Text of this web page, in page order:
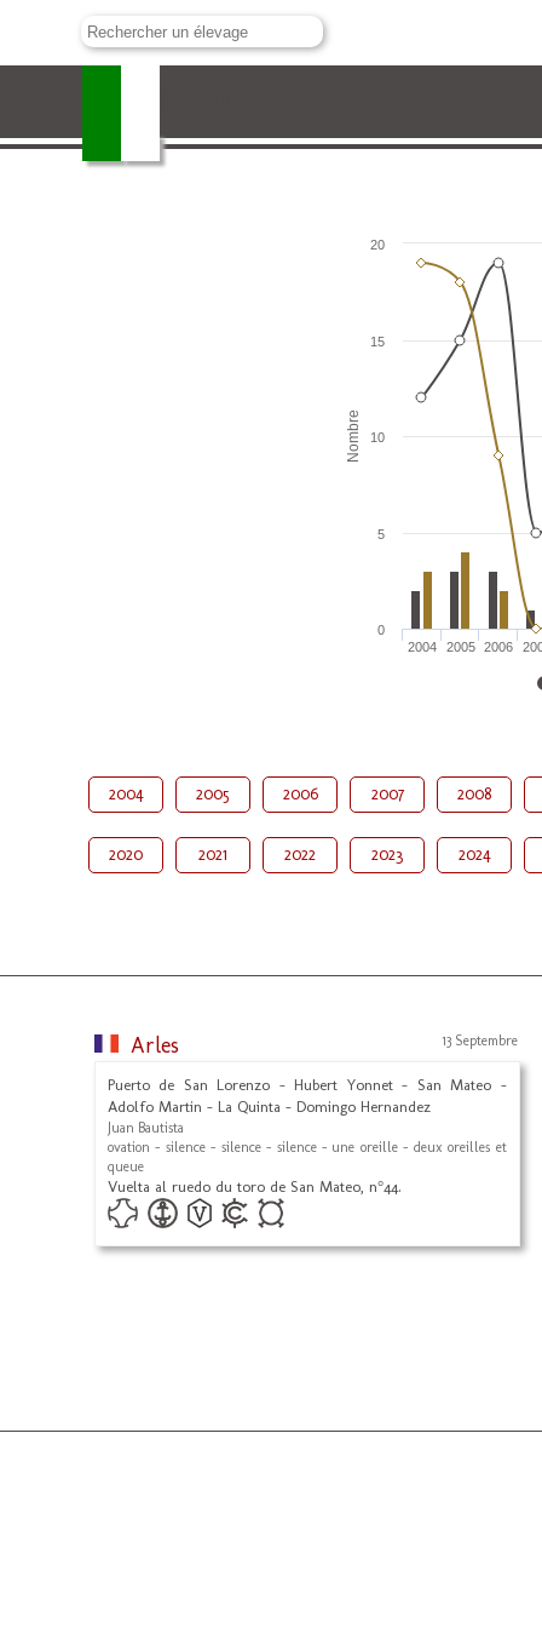
Nombre
2004 2005 2006
0
5
10
15
20
2004 2005 2006 2007 2008
2020 2021 2022 2023 2024
Arles 13 Septembre
Puerto de San Lorenzo - Hubert Yonnet - San Mateo -
Adolfo Martin - La Quinta - Domingo Hernandez
Juan Bautista
ovation - silence - silence - silence - une oreille - deux oreilles et
queue
Vuelta al ruedo du toro de San Mateo, n°44.